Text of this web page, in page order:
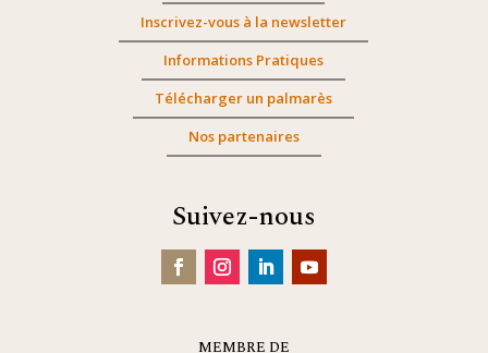
Inscrivez-vous à la newsletter
Informations Pratiques
Télécharger un palmarès
Nos partenaires
Suivez-nous
MEMBRE DE